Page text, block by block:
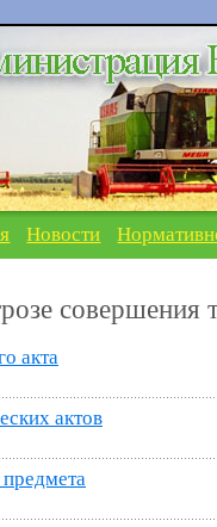
Новости
совершения
акта
актов